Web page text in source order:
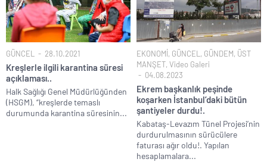
GÜNCEL 28.10.2021
Kreşlerle ilgili karantina süresi
açıklaması..
Halk Sağlığı Genel Müdürlüğünden
(HSGM), “kreşlerde temaslı
durumunda karantina süresinin...
EKONOMİ, GÜNCEL , GÜNDEM, ÜST
MANŞET, Video Galeri
04.08.2023
Ekrem başkanlık peşinde
koşarken İstanbul’daki bütün
şantiyeler durdu!.
Kabataş-Levazım Tünel Projesi’nin
durdurulmasının sürücülere
faturası ağır oldu!. Yapılan
hesaplamalara...